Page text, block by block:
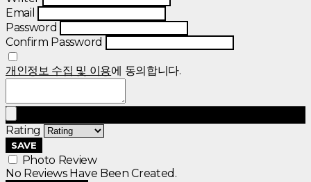
Email
Password
Confirm Password
개인정보 수집 및 이용에 동의합니다.
Rating
SAVE
Photo Review
No Reviews Have Been Created.